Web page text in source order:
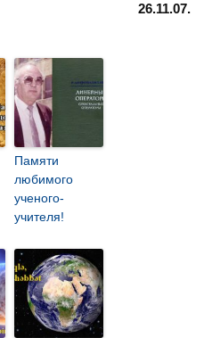
26.11.07.
Памяти
любимого
ученого-
учителя!